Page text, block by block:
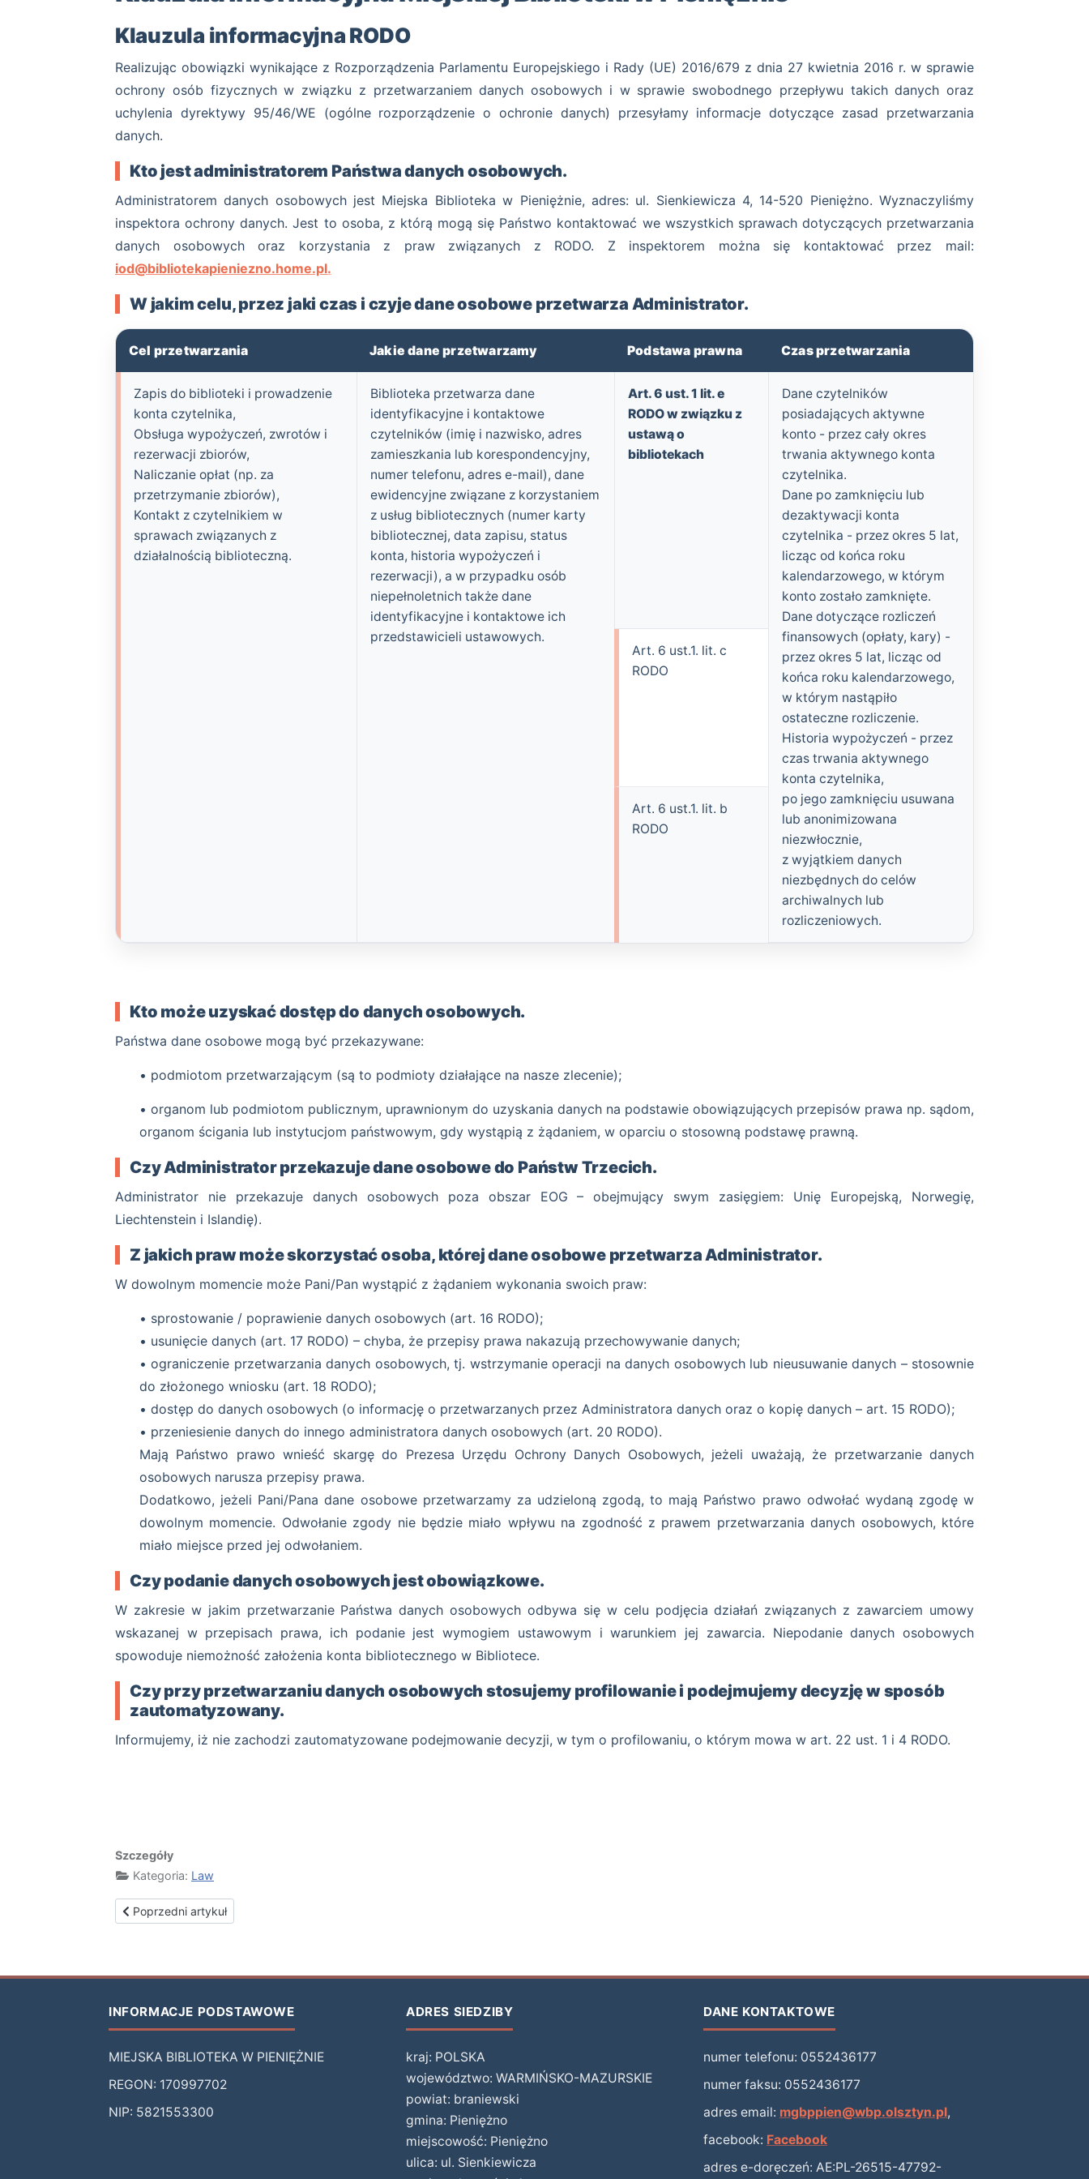
Klauzula informacyjna RODO
Realizując obowiązki wynikające z Rozporządzenia Parlamentu Europejskiego i Rady (UE) 2016/679 z dnia 27 kwietnia 2016 r. w sprawie
ochrony osób fizycznych w związku z przetwarzaniem danych osobowych i w sprawie swobodnego przepływu takich danych oraz
uchylenia dyrektywy 95/46/WE (ogólne rozporządzenie o ochronie danych) przesyłamy informacje dotyczące zasad przetwarzania
danych.
Kto jest administratorem Państwa danych osobowych.
Administratorem danych osobowych jest Miejska Biblioteka w Pieniężnie, adres: ul. Sienkiewicza 4, 14-520 Pieniężno. Wyznaczyliśmy
inspektora ochrony danych. Jest to osoba, z którą mogą się Państwo kontaktować we wszystkich sprawach dotyczących przetwarzania
danych osobowych oraz korzystania z praw związanych z RODO. Z inspektorem można się kontaktować przez mail:
iod@bibliotekapieniezno.home.pl.
W jakim celu, przez jaki czas i czyje dane osobowe przetwarza Administrator.
Cel przetwarzania Jakie dane przetwarzamy Podstawa prawna Czas przetwarzania
Zapis do biblioteki i prowadzenie
konta czytelnika,
Obsługa wypożyczeń, zwrotów i
rezerwacji zbiorów,
Naliczanie opłat (np. za
przetrzymanie zbiorów),
Kontakt z czytelnikiem w
sprawach związanych z
działalnością biblioteczną.
Biblioteka przetwarza dane
identyfikacyjne i kontaktowe
czytelników (imię i nazwisko, adres
zamieszkania lub korespondencyjny,
numer telefonu, adres e-mail), dane
ewidencyjne związane z korzystaniem
z usług bibliotecznych (numer karty
bibliotecznej, data zapisu, status
konta, historia wypożyczeń i
rezerwacji), a w przypadku osób
niepełnoletnich także dane
identyfikacyjne i kontaktowe ich
przedstawicieli ustawowych.
Art. 6 ust. 1 lit. e
RODO w związku z
ustawą o
bibliotekach
Dane czytelników
posiadających aktywne
konto - przez cały okres
trwania aktywnego konta
czytelnika.
Dane po zamknięciu lub
dezaktywacji konta
czytelnika - przez okres 5 lat,
licząc od końca roku
kalendarzowego, w którym
konto zostało zamknięte.
Dane dotyczące rozliczeń
finansowych (opłaty, kary) -
przez okres 5 lat, licząc od
końca roku kalendarzowego,
w którym nastąpiło
ostateczne rozliczenie.
Historia wypożyczeń - przez
czas trwania aktywnego
konta czytelnika,
po jego zamknięciu usuwana
lub anonimizowana
niezwłocznie,
z wyjątkiem danych
niezbędnych do celów
archiwalnych lub
rozliczeniowych.
Art. 6 ust.1. lit. c
RODO
Art. 6 ust.1. lit. b
RODO
Kto może uzyskać dostęp do danych osobowych.
Państwa dane osobowe mogą być przekazywane:
• podmiotom przetwarzającym (są to podmioty działające na nasze zlecenie);
• organom lub podmiotom publicznym, uprawnionym do uzyskania danych na podstawie obowiązujących przepisów prawa np. sądom,
organom ścigania lub instytucjom państwowym, gdy wystąpią z żądaniem, w oparciu o stosowną podstawę prawną.
Czy Administrator przekazuje dane osobowe do Państw Trzecich.
Administrator nie przekazuje danych osobowych poza obszar EOG – obejmujący swym zasięgiem: Unię Europejską, Norwegię,
Liechtenstein i Islandię).
Z jakich praw może skorzystać osoba, której dane osobowe przetwarza Administrator.
W dowolnym momencie może Pani/Pan wystąpić z żądaniem wykonania swoich praw:
• sprostowanie / poprawienie danych osobowych (art. 16 RODO);
• usunięcie danych (art. 17 RODO) – chyba, że przepisy prawa nakazują przechowywanie danych;
• ograniczenie przetwarzania danych osobowych, tj. wstrzymanie operacji na danych osobowych lub nieusuwanie danych – stosownie
do złożonego wniosku (art. 18 RODO);
• dostęp do danych osobowych (o informację o przetwarzanych przez Administratora danych oraz o kopię danych – art. 15 RODO);
• przeniesienie danych do innego administratora danych osobowych (art. 20 RODO).
Mają Państwo prawo wnieść skargę do Prezesa Urzędu Ochrony Danych Osobowych, jeżeli uważają, że przetwarzanie danych
osobowych narusza przepisy prawa.
Dodatkowo, jeżeli Pani/Pana dane osobowe przetwarzamy za udzieloną zgodą, to mają Państwo prawo odwołać wydaną zgodę w
dowolnym momencie. Odwołanie zgody nie będzie miało wpływu na zgodność z prawem przetwarzania danych osobowych, które
miało miejsce przed jej odwołaniem.
Czy podanie danych osobowych jest obowiązkowe.
W zakresie w jakim przetwarzanie Państwa danych osobowych odbywa się w celu podjęcia działań związanych z zawarciem umowy
wskazanej w przepisach prawa, ich podanie jest wymogiem ustawowym i warunkiem jej zawarcia. Niepodanie danych osobowych
spowoduje niemożność założenia konta bibliotecznego w Bibliotece.
Czy przy przetwarzaniu danych osobowych stosujemy profilowanie i podejmujemy decyzję w sposób
zautomatyzowany.
Informujemy, iż nie zachodzi zautomatyzowane podejmowanie decyzji, w tym o profilowaniu, o którym mowa w art. 22 ust. 1 i 4 RODO.
Szczegóły
Kategoria: Law
Poprzedni artykuł: Regulamin korzystania z usług Miejskiej Biblioteki w Pieniężnie
Poprzedni artykuł
INFORMACJE PODSTAWOWE ADRES SIEDZIBY DANE KONTAKTOWE
MIEJSKA BIBLIOTEKA W PIENIĘŻNIE
REGON: 170997702
NIP: 5821553300
kraj: POLSKA
województwo: WARMIŃSKO-MAZURSKIE
powiat: braniewski
gmina: Pieniężno
miejscowość: Pieniężno
ulica: ul. Sienkiewicza
numer telefonu: 0552436177
numer faksu: 0552436177
adres email: mgbppien@wbp.olsztyn.pl,
facebook: Facebook
adres e-doręczeń: AE:PL-26515-47792-